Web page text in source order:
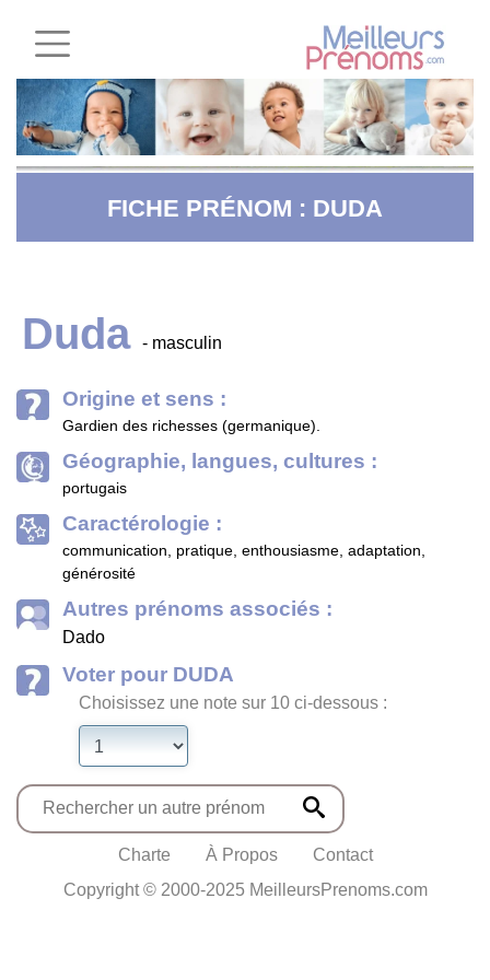
FICHE PRÉNOM : DUDA
Duda - masculin
Origine et sens :
Gardien des richesses (germanique).
Géographie, langues, cultures :
portugais
Caractérologie :
communication, pratique, enthousiasme, adaptation,
générosité
Autres prénoms associés :
Dado
Voter pour DUDA
Choisissez une note sur 10 ci-dessous :
Charte À Propos
Contact
Copyright © 2000-2025 MeilleursPrenoms.com